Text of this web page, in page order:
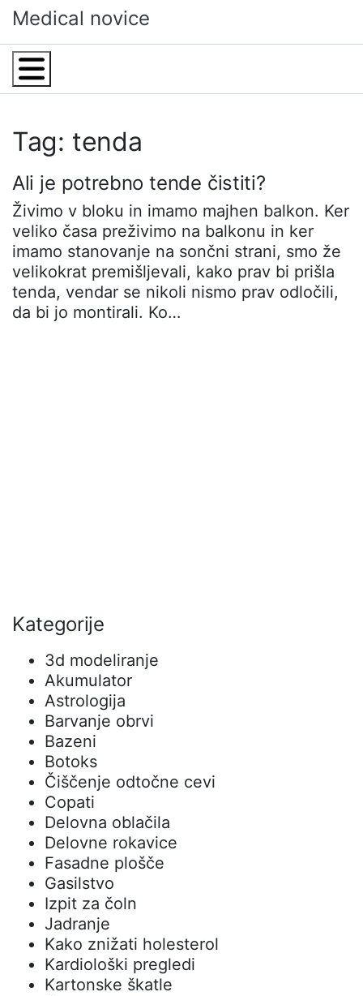
Skip
to
content
Medical novice
Menu
Tag: tenda
Ali je potrebno tende čistiti?
Živimo v bloku in imamo majhen balkon. Ker
veliko časa preživimo na balkonu in ker
imamo stanovanje na sončni strani, smo že
velikokrat premišljevali, kako prav bi prišla
tenda, vendar se nikoli nismo prav odločili,
da bi jo montirali. Ko…
Kategorije
3d modeliranje
Akumulator
Astrologija
Barvanje obrvi
Bazeni
Botoks
Čiščenje odtočne cevi
Copati
Delovna oblačila
Delovne rokavice
Fasadne plošče
Gasilstvo
Izpit za čoln
Jadranje
Kako znižati holesterol
Kardiološki pregledi
Kartonske škatle